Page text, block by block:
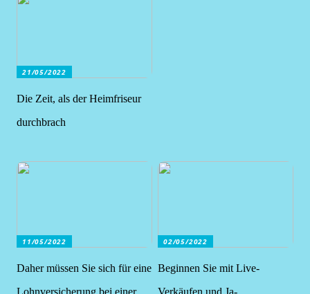
21/05/2022
Die Zeit, als der Heimfriseur
durchbrach
11/05/2022
Daher müssen Sie sich für eine
02/05/2022
Beginnen Sie mit Live-